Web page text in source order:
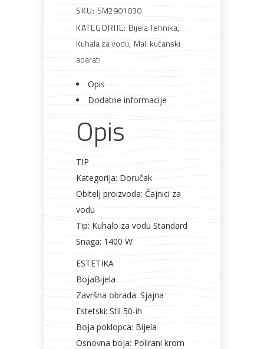
vodu
količina
SKU: SM2901030
KATEGORIJE: Bijela Tehnika,
Kuhala za vodu, Mali kućanski
aparati
Opis
Dodatne informacije
Opis
TIP
Kategorija: Doručak
Obitelj proizvoda: Čajnici za
vodu
Tip: Kuhalo za vodu Standard
Snaga: 1400 W
ESTETIKA
BojaBijela
Završna obrada: Sjajna
Estetski: Stil 50-ih
Boja poklopca: Bijela
Osnovna boja: Polirani krom